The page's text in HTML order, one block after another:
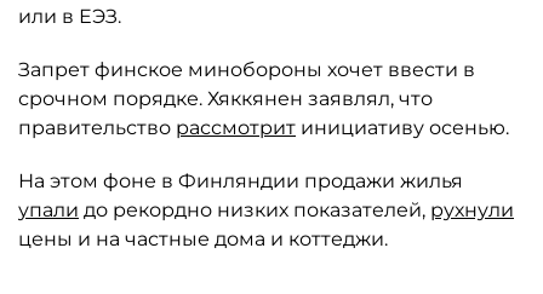
или в ЕЭЗ.
Запрет финское минобороны хочет ввести в
срочном порядке. Хяккянен заявлял, что
правительство рассмотрит инициативу осенью.
На этом фоне в Финляндии продажи жилья
упали до рекордно низких показателей, рухнули
цены и на частные дома и коттеджи.